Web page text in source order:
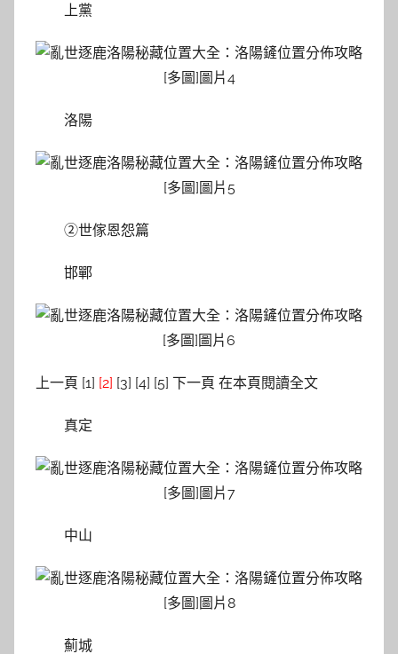
上黨
洛陽
②世傢恩怨篇
邯鄲
上一頁 [1] [2] [3] [4] [5] 下一頁 在本頁閱讀全文
真定
中山
薊城